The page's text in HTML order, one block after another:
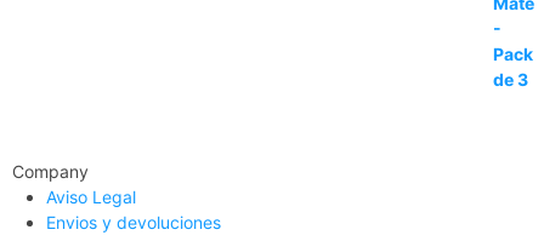
Company
Aviso Legal
Envios y devoluciones